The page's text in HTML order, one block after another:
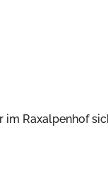
im Raxalpenhof